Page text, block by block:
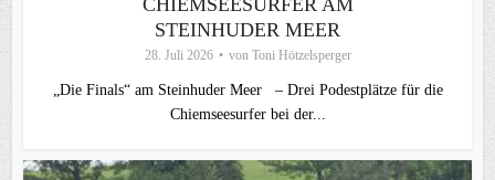
STEINHUDER MEER
28. Juli 2026 von Toni Hötzelsperger
„Die Finals“ am Steinhuder Meer – Drei Podestplätze für die
Chiemseesurfer bei der...